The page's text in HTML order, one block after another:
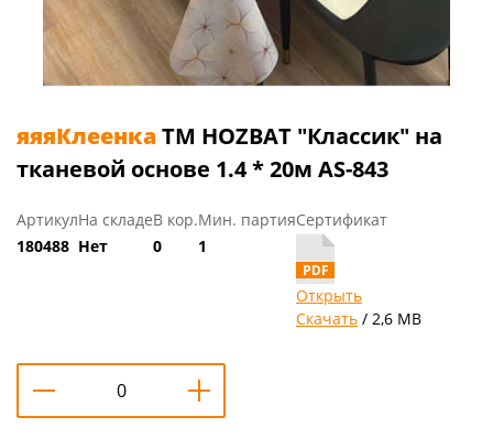
яяяКлеенкаTM HOZBAT "Классик" на
тканевой основе 1.4 * 20м AS-843
Артикул
180488
На складе
Нет
В кор.
0
Мин. партия
1
Сертификат
Открыть
Скачать / 2,6 MB